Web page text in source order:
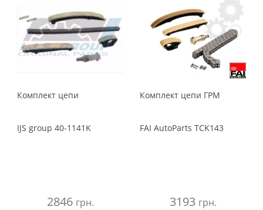
Комплект цепи
IJS group 40-1141K
2846 грн.
Комплект цепи ГРМ
FAI AutoParts TCK143
3193 грн.